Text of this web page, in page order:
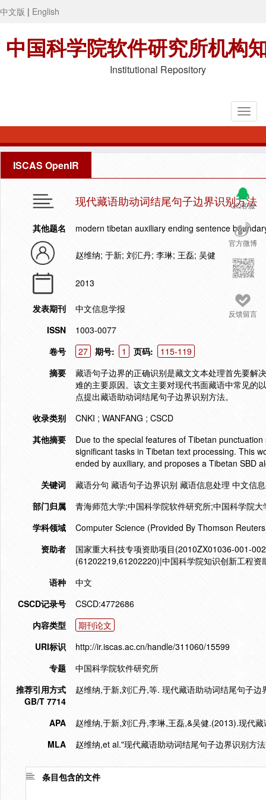
中文版 | English
中国科学院软件研究所机构
Institutional Repository
ISCAS OpenIR
QQ客服
官方微博
反馈留言
现代藏语助动词结尾句子边界识别方法
其他题名 modern tibetan auxiliary ending sentence
赵维纳; 于新; 刘汇丹; 李琳; 王磊; 吴健
2013
发表期刊
中文信息学报
ISSN
1003-0077
卷号
27 期号: 1 页码:
115-119
摘要
藏语句子边界的正确识别是藏文文本处理首先要解
难的主要原因。该文主要对现代书面藏语中常见的
点提出藏语助动词结尾句子边界识别方法。
收录类别
CNKI ; WANFANG ; CSCD
其他摘要
Due to the special features of Tibetan
significant tasks in Tibetan text processing. This
ended by auxiliary, and proposes a Tibetan SBD
关键词
藏语分句 藏语句子边界识别 藏语信息处理 中文信
部门归属
青海师范大学;中国科学院软件研究所;中国科学院
学科领域
Computer Science (Provided By Thomson
资助者
国家重大科技专项资助项目(2010ZX01036-001-
(61202219,61202220)|中国科学院知识创新工程资
语种
中文
CSCD记录号
CSCD:4772686
内容类型
期刊论文
URI标识
http://ir.iscas.ac.cn/handle/311060/15599
专题
中国科学院软件研究所
推荐引用方式
GB/T 7714
赵维纳,于新,刘汇丹,等. 现代藏语助动词结尾句子
APA
赵维纳,于新,刘汇丹,李琳,王磊,&吴健.(2013).现代
MLA
赵维纳,et al."现代藏语助动词结尾句子边界识别方
条目包含的文件